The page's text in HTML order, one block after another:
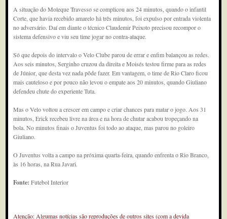
A situação do Moleque Travesso se complicou aos 24 minutos, quando o infantil
Corte, que havia recebido amarelo há três minutos, foi expulso por entrada violenta
no adversário. Daí em diante o técnico Claudemir Peixoto precisou recompor o
sistema defensivo e viu seu time jogar no contra-ataque.
Só que depois do intervalo o Velo Clube parou de errar e enfim balançou as redes.
Aos seis minutos, Serginho cruzou da direita e Moisés testou firme para as redes
de Júnior, que desta vez nada pôde fazer. Em vantagem, o time de Rio Claro ficou
mais cauteloso e por pouco não levou o empate aos 20 minutos, quando Giuliano
defendeu chute do experiente Tuta.
Mas o Velo voltou a crescer em campo e criar chances para matar o jogo. Aos 31
minutos, Erick recebeu livre na área e na hora de chutar acabou tropeçando na
bola. No minutos finais o Juventus foi todo ao ataque, mas parou no goleiro
Giuliano.
O Juventus volta a campo na próxima quarta-feira, quando enfrenta o Rio Branco,
às 16 horas, na Rua Javari.
Fonte:Futebol Interior
Atenção: Algumas notícias são reproduções de outros sites (com a devida